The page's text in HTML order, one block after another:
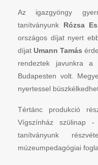
Az igazgyöngy
tanítványunk Rózsa
országos díjat nyert
díjat Umann Tamás
rendeztek javunkra a
Budapesten volt.
nyertessel
Tértánc produkció
Vígszínház szülinap
tanítványunk
múzeumpedagógiai